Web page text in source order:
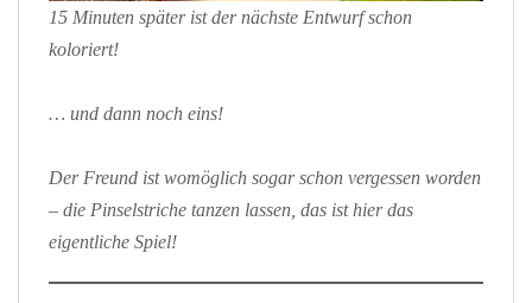
15 Minuten später ist der nächste Entwurf schon
koloriert!
… und dann noch eins!
Der Freund ist womöglich sogar schon vergessen worden
– die Pinselstriche tanzen lassen, das ist hier das
eigentliche Spiel!